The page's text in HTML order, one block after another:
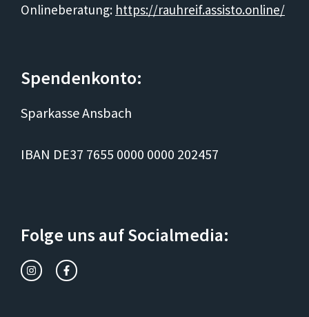
Onlineberatung: https://rauhreif.assisto.online/
Spendenkonto:
Sparkasse Ansbach
IBAN DE37 7655 0000 0000 202457
Folge uns auf Socialmedia: